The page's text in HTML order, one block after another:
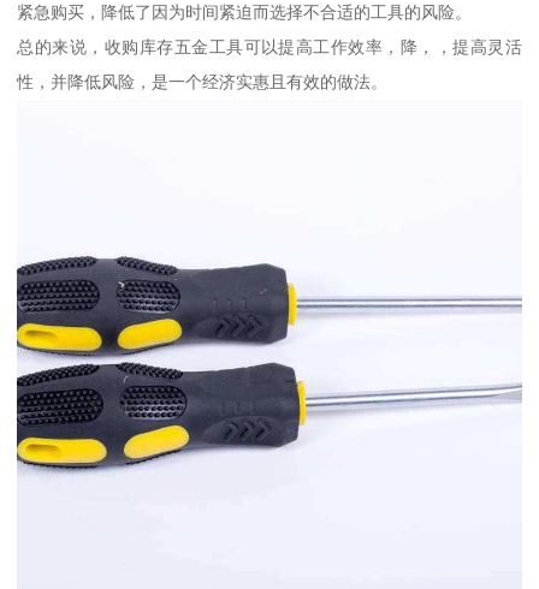
紧急购买，降低了因为时间紧迫而选择不合适的工具的风险。
总的来说，收购库存五金工具可以提高工作效率，降，，提高灵活
性，并降低风险，是一个经济实惠且有效的做法。